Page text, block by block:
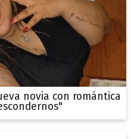
novia con romántica